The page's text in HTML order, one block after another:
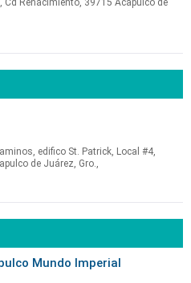
Cd Renacimiento, 39715 Acapulco de
edifico St. Patrick, Local #4,
de Juárez, Gro.,
Mundo Imperial